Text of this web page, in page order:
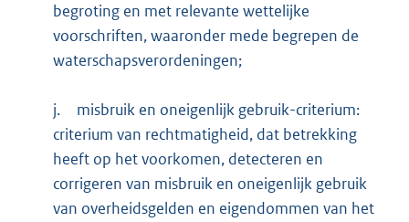
begroting en met relevante wettelijke
voorschriften, waaronder mede begrepen de
waterschapsverordeningen;
j.
misbruik en oneigenlijk gebruik-criterium:
criterium van rechtmatigheid, dat betrekking
heeft op het voorkomen, detecteren en
corrigeren van misbruik en oneigenlijk gebruik
van overheidsgelden en eigendommen van het